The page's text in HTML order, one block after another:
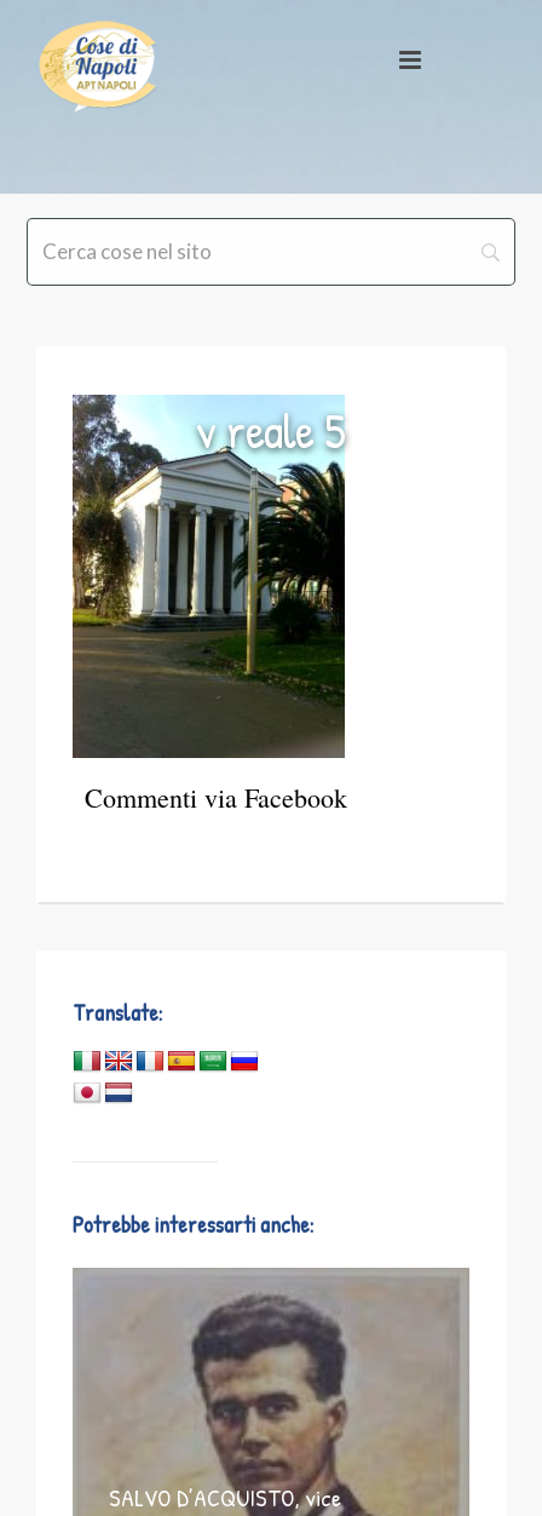
v reale 5
Commenti via Facebook
Translate:
Potrebbe interessarti anche:
SALVO D’ACQUISTO, vice